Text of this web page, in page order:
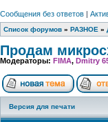
Сообщения без ответов |
Список форумов » РАЗНОЕ »
Продам
Модераторы: FIMA, Dmitry
Версия для печати